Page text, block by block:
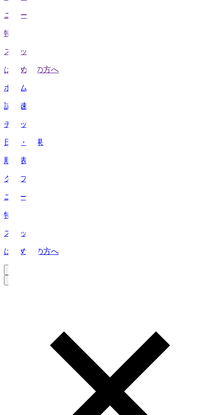
ニュース
特集
スタッツ
はじめての方へ
ホーム
試合速報
チケット
日程・結果
順位表
クラブ
ニュース
特集
スタッツ
はじめての方へ